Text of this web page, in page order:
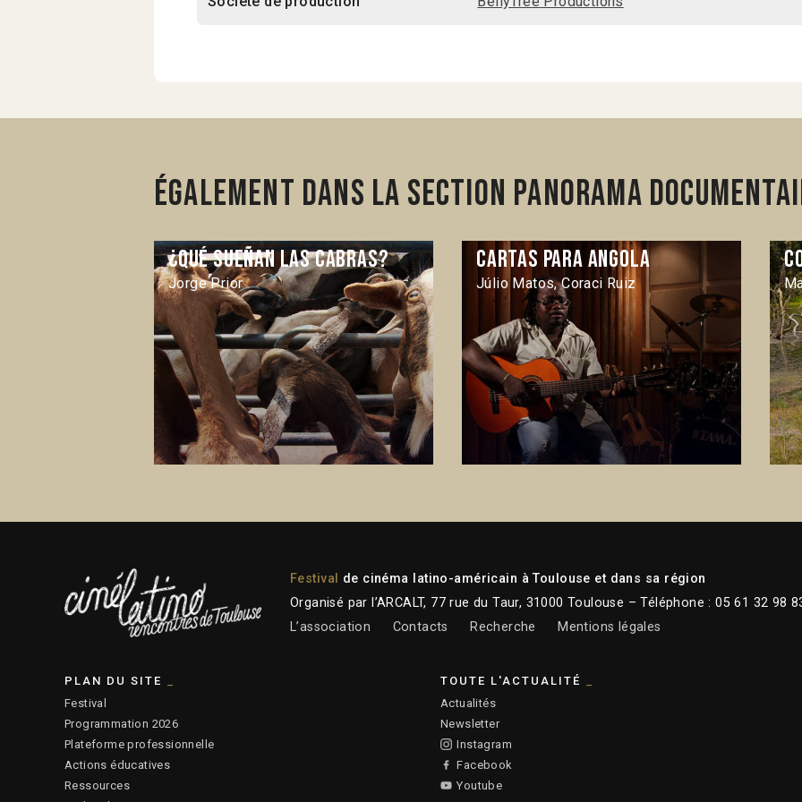
Également dans la section Panorama
¿Qué sueñan las cabras?
Jorge Prior
Cartas para Angola
Júlio Matos, Coraci Ruiz
Festival
de cinéma latino-américain à Toulouse et dans sa région
Organisé par l’ARCALT, 77 rue du Taur, 31000 Toulouse – Téléphone : 05 61 32 98
L’association
Contacts Recherche Mentions légales
PLAN DU SITE
Festival
Programmation 2026
Plateforme professionnelle
Actions éducatives
Ressources
TOUTE L'ACTUALITÉ
Actualités
Newsletter
Instagram
Facebook
Youtube